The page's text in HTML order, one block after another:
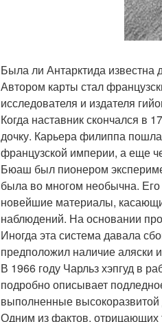
Была ли Антарктида известна
Автором карты стал
исследователя и издателя
Когда наставник скончался в
дочку. Карьера филиппа
французской империи, а еще
Бюаш был пионером
была во многом необычна. Его
новейшие материалы,
наблюдений. На основании
Иногда эта система давала
предположил наличие аляски
В 1966 году Чарльз хэпгуд в
подробно описывает
выполненные
Одним из фактов, отрицающих